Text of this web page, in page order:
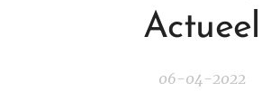
Actueel
06-04-2022